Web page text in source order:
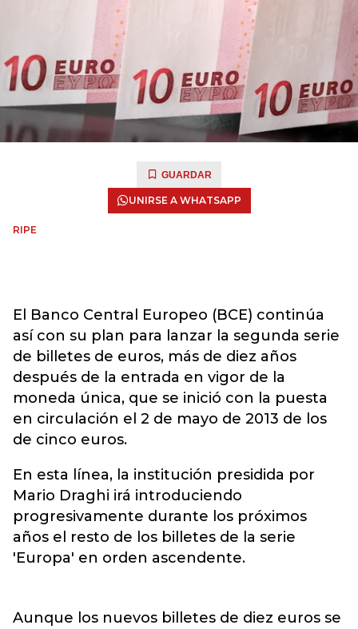
GUARDAR
UNIRSE A WHATSAPP
RIPE
El Banco Central Europeo (BCE) continúa
así con su plan para lanzar la segunda serie
de billetes de euros, más de diez años
después de la entrada en vigor de la
moneda única, que se inició con la puesta
en circulación el 2 de mayo de 2013 de los
de cinco euros.
En esta línea, la institución presidida por
Mario Draghi irá introduciendo
progresivamente durante los próximos
años el resto de los billetes de la serie
'Europa' en orden ascendente.
Aunque los nuevos billetes de diez euros se